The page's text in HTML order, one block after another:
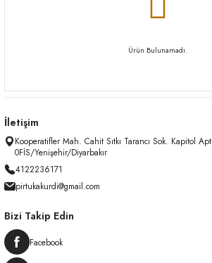
Ürün Bulunamadı.
İletişim
Kooperatifler Mah. Cahit Sıtkı Tarancı Sok. Kapitol
0FİS/Yenişehir/Diyarbakır
4122236171
pirtukakurdi@gmail.com
Bizi Takip Edin
Facebook